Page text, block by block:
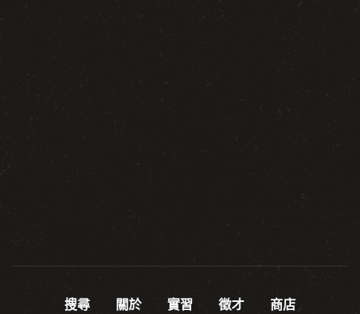
搜尋 關於 實習 徵才 商店